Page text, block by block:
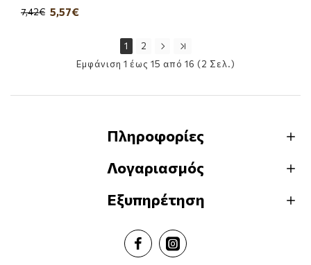
5,57€
7,42€
1
2
Εμφάνιση 1 έως 15 από 16 (2 Σελ.)
Πληροφορίες
Λογαριασμός
Εξυπηρέτηση